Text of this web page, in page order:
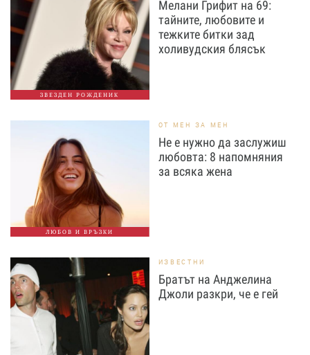
ЗВЕЗДЕН РОЖДЕНИК
Мелани Грифит на 69:
тайните, любовите и
тежките битки зад
холивудския блясък
ЛЮБОВ И ВРЪЗКИ
ОТ МЕН ЗА МЕН
Не е нужно да заслужиш
любовта: 8 напомняния
за всяка жена
ИЗВЕСТНИ
Братът на Анджелина
Джоли разкри, че е гей